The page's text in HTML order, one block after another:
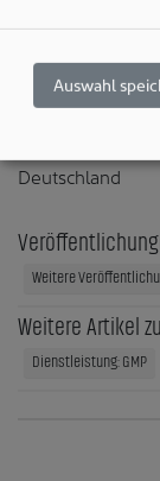
werden.
Deutschland
Weitere
Weitere Artikel
Dienstleistung: GMP
Auswahl